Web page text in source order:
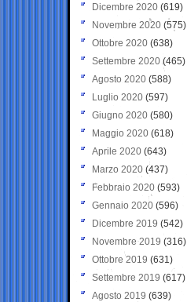
Dicembre 2020 (619)
Novembre 2020 (575)
Ottobre 2020 (638)
Settembre 2020(465)
Agosto 2020 (588)
Luglio 2020 (597)
Giugno 2020 (580)
Maggio 2020 (618)
Aprile 2020 (643)
Marzo 2020 (437)
Febbraio 2020 (593)
Gennaio 2020 (596)
Dicembre 2019 (542)
Novembre 2019 (316)
Ottobre 2019 (631)
Settembre 2019 (617)
Agosto 2019 (639)